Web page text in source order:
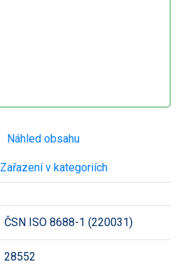
Náhled obsahu
Zařazení v kategoriích
ČSN ISO 8688-1 (220031)
28552